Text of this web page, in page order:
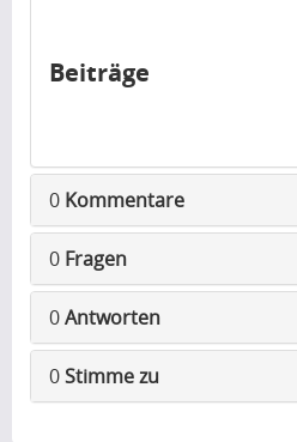
Beiträge
0 Kommentare
0 Fragen
0Antworten
0Stimme zu